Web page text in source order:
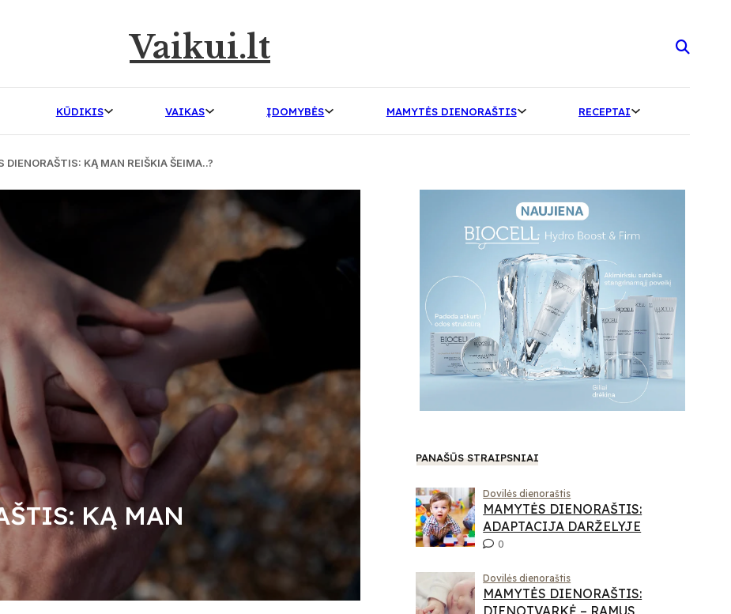
Vaikui.lt
KŪDIKIS VAIKAS ĮDOMYBĖS MAMYTĖS DIENORAŠTIS RECEPTAI
DIENORAŠTIS: KĄ MAN REIŠKIA ŠEIMA..?
KĄ MAN
PANAŠŪS STRAIPSNIAI
Dovilės dienoraštis
MAMYTĖS DIENORAŠTIS:
ADAPTACIJA DARŽELYJE
0
Dovilės dienoraštis
MAMYTĖS DIENORAŠTIS:
DIENOTVARKĖ – RAMUS